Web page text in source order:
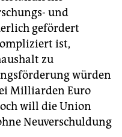
und
gefördert
ist,
zu
würden
Milliarden Euro
will die Union
Neuverschuldung